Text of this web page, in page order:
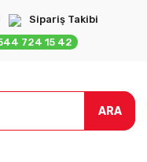
Sipariş Takibi
724 15 42
ARA